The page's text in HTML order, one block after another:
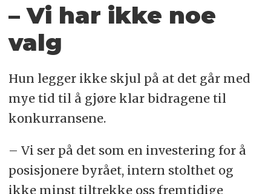
– Vi har ikke noe
valg
Hun legger ikke skjul på at det går med
mye tid til å gjøre klar bidragene til
konkurransene.
– Vi ser på det som en investering for å
posisjonere byrået, intern stolthet og
ikke minst tiltrekke oss fremtidige